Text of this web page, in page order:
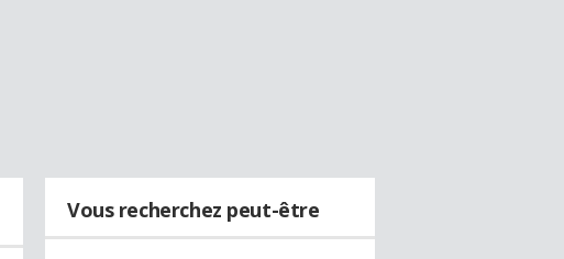
Vous recherchez peut-être